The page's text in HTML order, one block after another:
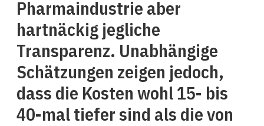
Pharmaindustrie aber
hartnäckig jegliche
Transparenz. Unabhängige
Schätzungen zeigen jedoch,
dass die Kosten wohl 15- bis
40-mal tiefer sind als die von